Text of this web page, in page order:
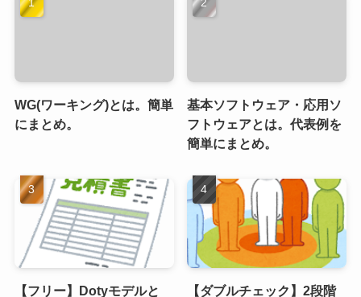
WG(ワーキング)とは。簡単
にまとめ。
基本ソフトウェア・応用ソ
フトウェアとは。代表例を
簡単にまとめ。
【フリー】Dotyモデルと 【ダブルチェック】2段階